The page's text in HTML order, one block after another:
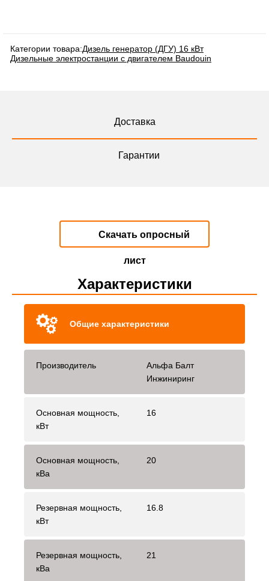
Категории товара:Дизель генератор (ДГУ) 16 кВт
Дизельные электростанции с двигателем Baudouin
Доставка
Гарантии
Скачать опросный
лист
Характеристики
Общие характеристики
Производитель
Альфа Балт
Инжиниринг
Основная мощность,
кВт
16
Основная мощность,
кВа
20
Резервная мощность,
кВт
16.8
Резервная мощность,
кВа
21